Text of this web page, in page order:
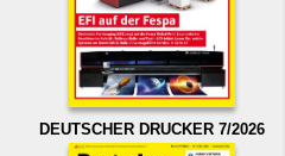
DEUTSCHER DRUCKER 7/2026